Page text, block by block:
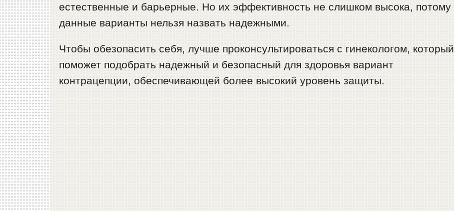
естественные и барьерные. Но их эффективность не слишком высока, потому
данные варианты нельзя назвать надежными.
Чтобы обезопасить себя, лучше проконсультироваться с гинекологом, который
поможет подобрать надежный и безопасный для здоровья вариант
контрацепции, обеспечивающей более высокий уровень защиты.